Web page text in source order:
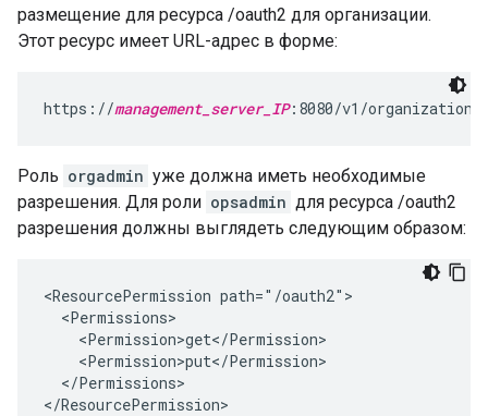
размещение для ресурса /oauth2 для организации.
Этот ресурс имеет URL-адрес в форме:
https://management_server_IP:8080/v1/
Роль orgadmin уже должна иметь необходимые
разрешения. Для роли opsadmin для ресурса /oauth2
разрешения должны выглядеть следующим образом:
<ResourcePermission path="/oauth2">
  <Permissions>
    <Permission>get</Permission>
    <Permission>put</Permission>
  </Permissions>
</ResourcePermission>